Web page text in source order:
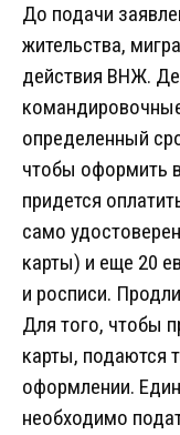
До подачи
жительства,
действия ВНЖ.
определенный
чтобы оформить
придется
само
карты) и еще 20
и росписи.
Для того, чтобы
карты, подаются
оформлении.
необходимо